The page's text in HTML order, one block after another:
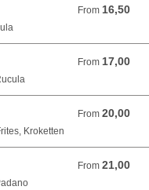
From 16,50
From 16,50 EUR
From 17,00
From 17,00 EUR
From 20,00
From 20,00 EUR
Kroketten
From 21,00
From 21,00 EUR